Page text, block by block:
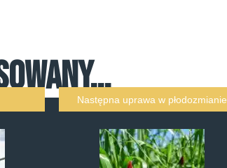
Następna uprawa w płodozmianie